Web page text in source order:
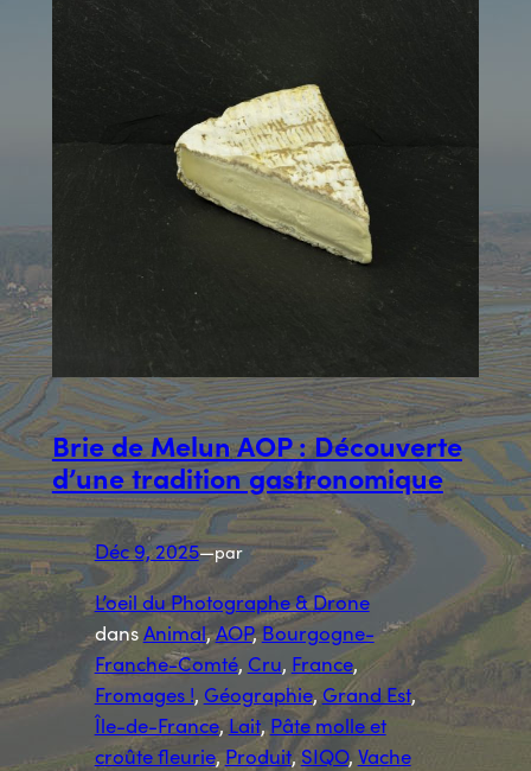
Brie de Melun AOP : Découverte
d’une tradition gastronomique
Déc 9, 2025—par
L’oeil du Photographe & Drone
dansAnimal, AOP, Bourgogne-
Franche-Comté, Cru, France
Fromages !, Géographie, Grand Est ,
Île-de-France, Lait, Pâte molle et
croûte fleurie, Produit, SIQO, Vache